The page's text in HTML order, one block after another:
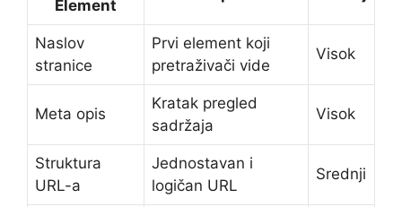
Element
Naslov
stranice
Prvi element koji
pretraživači vide
Visok
Meta opis
Kratak pregled
sadržaja
Visok
Struktura
URL-a
Jednostavan i
logičan URL
Srednji